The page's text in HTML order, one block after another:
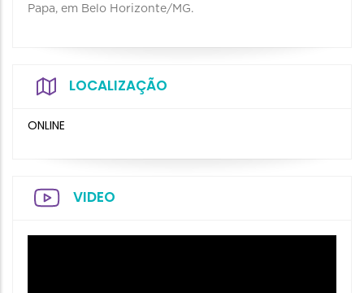
Papa, em Belo Horizonte/MG.
LOCALIZAÇÃO
ONLINE
VIDEO